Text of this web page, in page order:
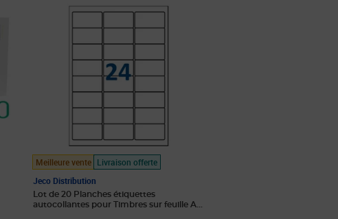
Meilleure vente Livraison offerte
Jeco Distribution
Lot de 20 Planches étiquettes
autocollantes pour Timbres sur feuille A4